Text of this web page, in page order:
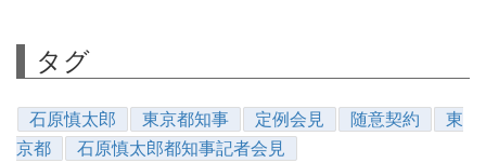
タグ
石原慎太郎 東京都知事 定例会見 随意契約
東
京都
石原慎太郎都知事記者会見